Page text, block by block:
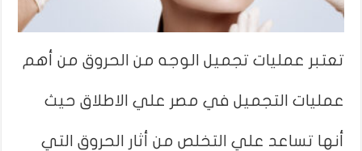
تعتبر عمليات تجميل الوجه من الحروق من أهم
عمليات التجميل في مصر علي الاطلاق حيث
أنها تساعد علي التخلص من أثار الحروق التي